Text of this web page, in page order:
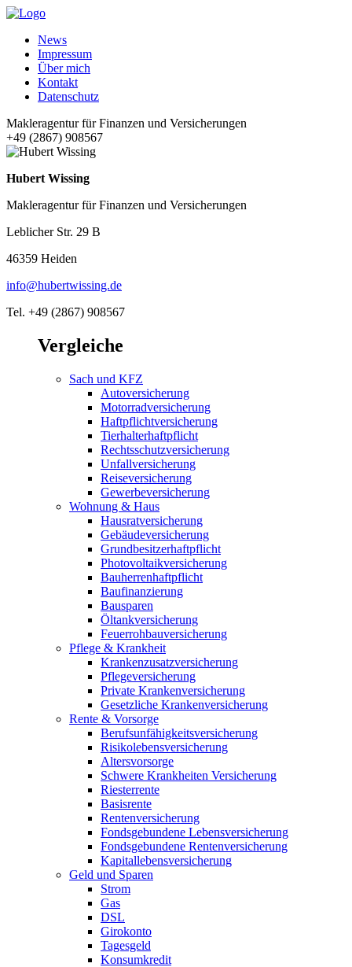
News
Impressum
Über mich
Kontakt
Datenschutz
Makleragentur für Finanzen und Versicherungen
+49 (2867) 908567
Hubert Wissing
Makleragentur für Finanzen und Versicherungen
Leblicher Str. 29 B
46359 Heiden
info@hubertwissing.de
Tel. +49 (2867) 908567
Vergleiche
Sach und KFZ
Autoversicherung
Motorradversicherung
Haftpflichtversicherung
Tierhalterhaftpflicht
Rechtsschutzversicherung
Unfallversicherung
Reiseversicherung
Gewerbeversicherung
Wohnung & Haus
Hausratversicherung
Gebäudeversicherung
Grundbesitzerhaftpflicht
Photovoltaikversicherung
Bauherrenhaftpflicht
Baufinanzierung
Bausparen
Öltankversicherung
Feuerrohbauversicherung
Pflege & Krankheit
Krankenzusatzversicherung
Pflegeversicherung
Private Krankenversicherung
Gesetzliche Krankenversicherung
Rente & Vorsorge
Berufs­unfähigkeitsversicherung
Risikolebensversicherung
Altersvorsorge
Schwere Krankheiten Versicherung
Riesterrente
Basisrente
Rentenversicherung
Fondsgebundene Lebensversicherung
Fondsgebundene Rentenversicherung
Kapitallebensversicherung
Geld und Sparen
Strom
Gas
DSL
Girokonto
Tagesgeld
Konsumkredit